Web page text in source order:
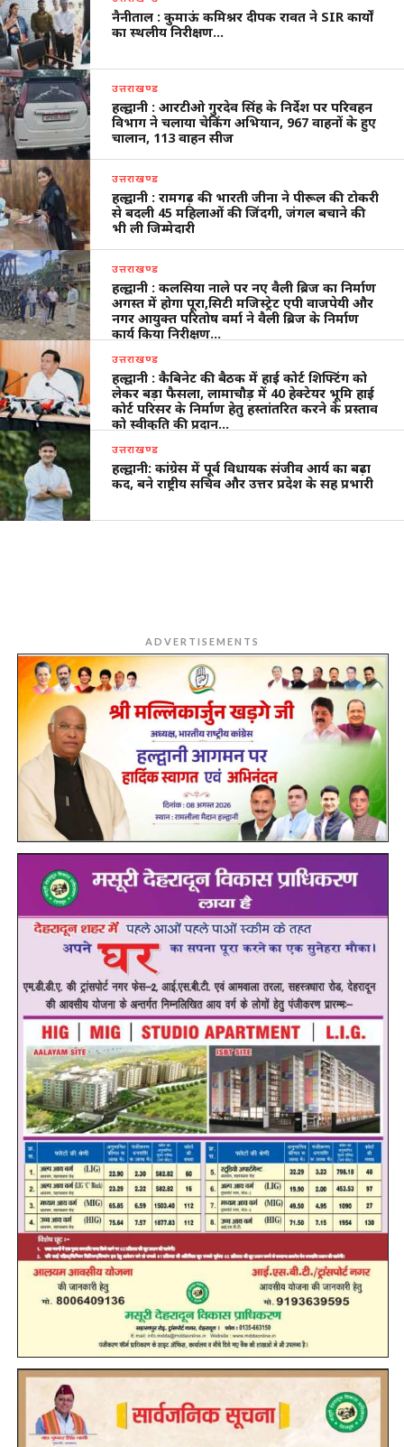
नैनीताल : कुमाऊं कमिश्नर दीपक रावत ने SIR कार्यों
का स्थलीय निरीक्षण…
उत्तराखण्ड
हल्द्वानी : आरटीओ गुरदेव सिंह के निर्देश पर परिवहन
विभाग ने चलाया चेकिंग अभियान, 967 वाहनों के हुए
चालान, 113 वाहन सीज
उत्तराखण्ड
हल्द्वानी : रामगढ़ की भारती जीना ने पीरूल की टोकरी
से बदली 45 महिलाओं की जिंदगी, जंगल बचाने की
भी ली जिम्मेदारी
उत्तराखण्ड
हल्द्वानी : कलसिया नाले पर नए वैली ब्रिज का निर्माण
अगस्त में होगा पूरा,सिटी मजिस्ट्रेट एपी वाजपेयी और
नगर आयुक्त परितोष वर्मा ने वैली ब्रिज के निर्माण
कार्य किया निरीक्षण…
उत्तराखण्ड
हल्द्वानी : कैबिनेट की बैठक में हाई कोर्ट शिफ्टिंग को
लेकर बड़ा फैसला, लामाचौड़ में 40 हेक्टेयर भूमि हाई
कोर्ट परिसर के निर्माण हेतु हस्तांतरित करने के प्रस्ताव
को स्वीकृति की प्रदान…
उत्तराखण्ड
हल्द्वानी: कांग्रेस में पूर्व विधायक संजीव आर्य का बढ़ा
कद, बने राष्ट्रीय सचिव और उत्तर प्रदेश के सह प्रभारी
ADVERTISEMENTS